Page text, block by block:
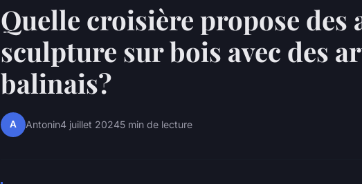
Quelle croisière propose des
sculpture sur bois avec des
balinais?
A Antonin4 juillet 20245 min de lecture